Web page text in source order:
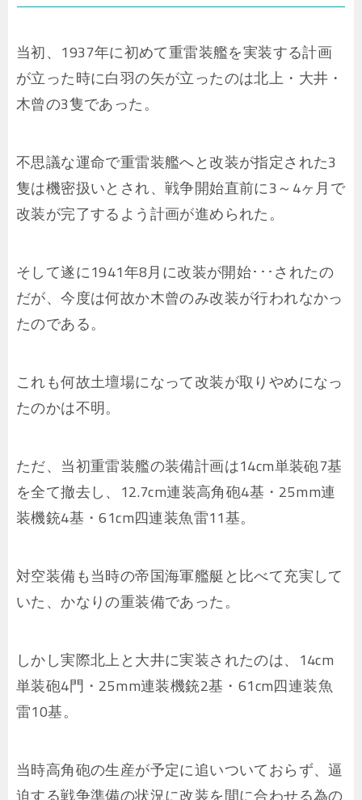
当初、1937年に初めて重雷装艦を実装する計画
が立った時に白羽の矢が立ったのは北上・大井・
木曾の3隻であった。
不思議な運命で重雷装艦へと改装が指定された3
隻は機密扱いとされ、戦争開始直前に3～4ヶ月で
改装が完了するよう計画が進められた。
そして遂に1941年8月に改装が開始･･･されたの
だが、今度は何故か木曾のみ改装が行われなかっ
たのである。
これも何故土壇場になって改装が取りやめになっ
たのかは不明。
ただ、当初重雷装艦の装備計画は14cm単装砲7基
を全て撤去し、12.7cm連装高角砲4基・25mm連
装機銃4基・61cm四連装魚雷11基。
対空装備も当時の帝国海軍艦艇と比べて充実して
いた、かなりの重装備であった。
しかし実際北上と大井に実装されたのは、14cm
単装砲4門・25mm連装機銃2基・61cm四連装魚
雷10基。
当時高角砲の生産が予定に追いついておらず、逼